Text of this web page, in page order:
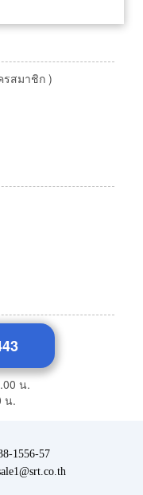
รสมาชิก )
น.
น.
1556-57